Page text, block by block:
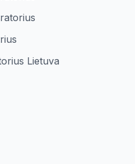
Lietuva